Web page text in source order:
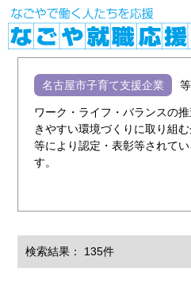
名古屋市子育て支援企業
ワーク・ライフ・バランスの
きやすい環境づくりに取り組
等により認定・表彰等されて
す。
検索結果： 135件